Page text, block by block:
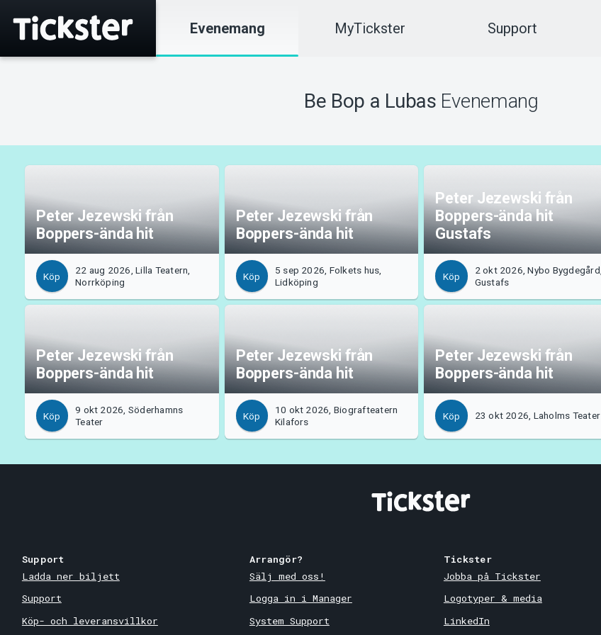
Evenemang MyTickster Support
Be Bop a Lubas Evenemang
Peter Jezewski från
Boppers-ända hit
Köp
22 aug 2026, Lilla Teatern,
Norrköping
Peter Jezewski från
Boppers-ända hit
Köp
5 sep 2026, Folkets hus,
Lidköping
Peter Jezewski från
Boppers-ända hit
Gustafs
Köp
2 okt 2026, Nybo Bygdegård,
Gustafs
Peter Jezewski från
Boppers-ända hit
Köp
9 okt 2026, Söderhamns
Teater
Peter Jezewski från
Boppers-ända hit
Köp
10 okt 2026, Biografteatern
Kilafors
Peter Jezewski från
Boppers-ända hit
Köp 23 okt 2026, Laholms Teater
Support
Ladda ner biljett
Support
Köp- och leveransvillkor
Arrangör?
Sälj med oss!
Logga in i Manager
System Support
Tickster
Jobba på Tickster
Logotyper & media
LinkedIn